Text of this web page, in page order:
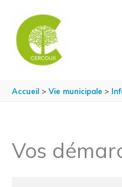
Accueil Vie municipale
Vos